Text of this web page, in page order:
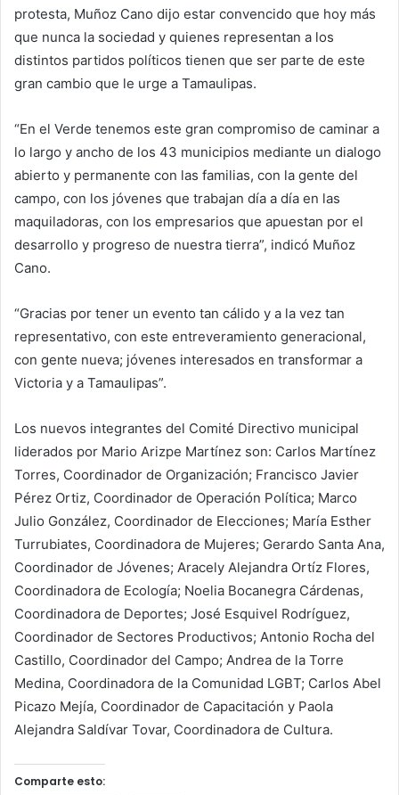
protesta, Muñoz Cano dijo estar convencido que hoy más
que nunca la sociedad y quienes representan a los
distintos partidos políticos tienen que ser parte de este
gran cambio que le urge a Tamaulipas.
“En el Verde tenemos este gran compromiso de caminar a
lo largo y ancho de los 43 municipios mediante un dialogo
abierto y permanente con las familias, con la gente del
campo, con los jóvenes que trabajan día a día en las
maquiladoras, con los empresarios que apuestan por el
desarrollo y progreso de nuestra tierra”, indicó Muñoz
Cano.
“Gracias por tener un evento tan cálido y a la vez tan
representativo, con este entreveramiento generacional,
con gente nueva; jóvenes interesados en transformar a
Victoria y a Tamaulipas”.
Los nuevos integrantes del Comité Directivo municipal
liderados por Mario Arizpe Martínez son: Carlos Martínez
Torres, Coordinador de Organización; Francisco Javier
Pérez Ortiz, Coordinador de Operación Política; Marco
Julio González, Coordinador de Elecciones; María Esther
Turrubiates, Coordinadora de Mujeres; Gerardo Santa Ana,
Coordinador de Jóvenes; Aracely Alejandra Ortíz Flores,
Coordinadora de Ecología; Noelia Bocanegra Cárdenas,
Coordinadora de Deportes; José Esquivel Rodríguez,
Coordinador de Sectores Productivos; Antonio Rocha del
Castillo, Coordinador del Campo; Andrea de la Torre
Medina, Coordinadora de la Comunidad LGBT; Carlos Abel
Picazo Mejía, Coordinador de Capacitación y Paola
Alejandra Saldívar Tovar, Coordinadora de Cultura.
Comparte esto: